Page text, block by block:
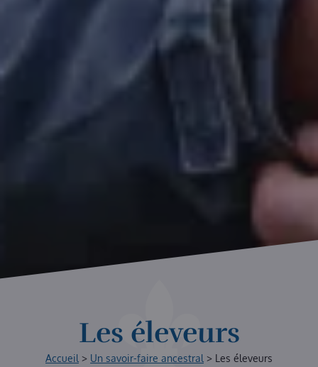
Les éleveurs
Accueil > Un savoir-faire ancestral > Les éleveurs